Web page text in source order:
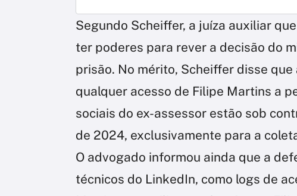
Segundo Scheiffer, a juíza auxiliar
ter poderes para rever a decisão do
prisão. No mérito, Scheiffer disse
qualquer acesso de Filipe Martins a
sociais do ex-assessor estão sob
de 2024, exclusivamente para a
O advogado informou ainda que a
técnicos do LinkedIn, como logs de